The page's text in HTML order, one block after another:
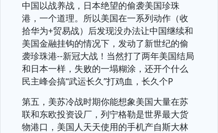
中国以战养战，日本绝望的偷袭美国珍珠
港，一个道理。所以美国在一系列动作（收
拾华为+贸易战）后发现没办法让中国继续和
美国金融挂钩的情况下，发动了新世纪的偷
袭珍珠港--新冠大战！当然打了两年美国结局
和日本一样，失败的一塌糊涂，还开个什么
民主峰会搞“武运长久”打鸡血，长久个P
第五，美苏冷战时期你能想象美国大量在苏
联和东欧投资设厂，列宁格勒是世界最大货
物港口，美国人天天使用的手机产自斯大林